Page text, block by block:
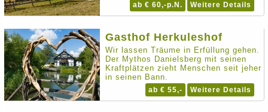
Weitere Details
ab € 60,-p.N.
Gasthof Herkuleshof
Wir lassen Träume in Erfüllung gehen.
Der Mythos Danielsberg mit seinen
Kraftplätzen zieht Menschen seit jeher
in seinen Bann.
Weitere Details
ab € 55,-